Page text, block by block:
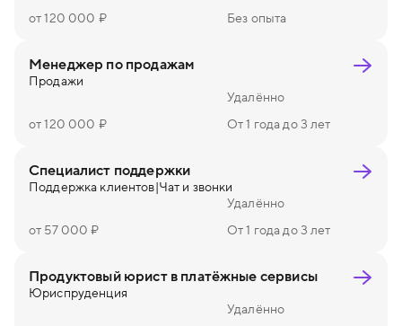
от 120 000 ₽
Без опыта
Менеджер по продажам
Продажи
Удалённо
от 120 000 ₽
От 1 года до 3 лет
Специалист поддержки
Поддержка клиентов|Чат и звонки
Удалённо
от 57 000 ₽
От 1 года до 3 лет
Продуктовый юрист в платёжные сервисы
Юриспруденция
Удалённо